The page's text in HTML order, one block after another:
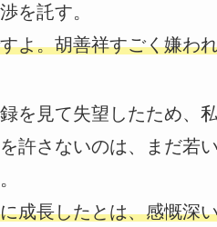
を託す。
よ。胡善祥すごく嫌わ
を見て失望したため、
許さないのは、まだ若
成長したとは、感慨深